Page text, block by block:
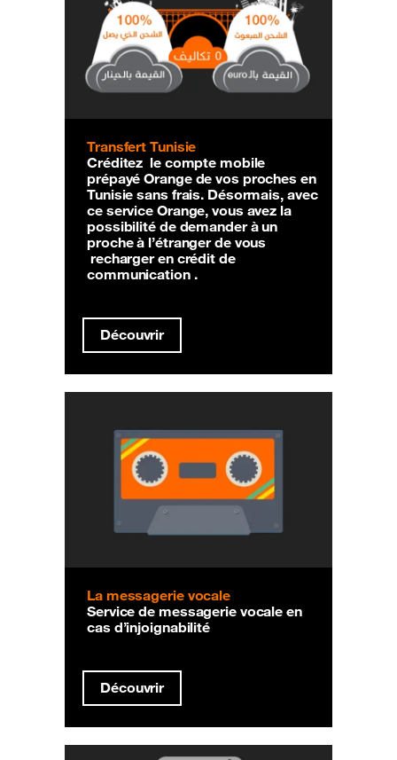
Transfert Tunisie
Créditez le compte mobile
prépayé Orange de vos proches en
Tunisie sans frais. Désormais, avec
ce service Orange, vous avez la
possibilité de demander à un
proche à l’étranger de vous
recharger en crédit de
communication .
Découvrir
La messagerie vocale
Service de messagerie vocale en
cas d’injoignabilité
Découvrir